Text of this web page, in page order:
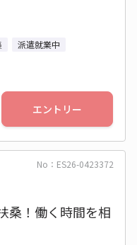
派遣就業中
エントリー
No：ES26-0423372
桑！働く時間を相